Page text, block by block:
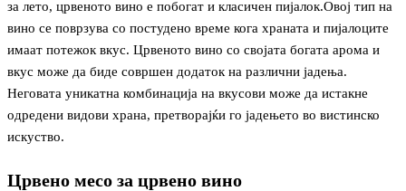
за лето, црвеното вино е побогат и класичен пијалок.Овој тип на
вино се поврзува со постудено време кога храната и пијалоците
имаат потежок вкус. Црвеното вино со својата богата арома и
вкус може да биде совршен додаток на различни јадења.
Неговата уникатна комбинација на вкусови може да истакне
одредени видови храна, претворајќи го јадењето во вистинско
искуство.
Црвено месо за црвено вино